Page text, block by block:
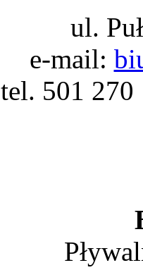
ul.
e-mail:
tel. 501